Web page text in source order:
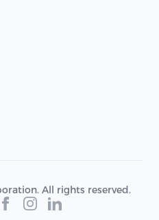
All rights reserved.